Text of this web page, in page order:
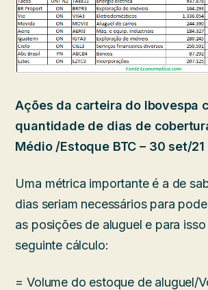
Ações da carteira do Ibovespa
quantidade de dias de
Médio /Estoque BTC – 30 set/21
Uma métrica importante é a de
dias seriam necessários para
as posições de aluguel e para
seguinte cálculo:
= Volume do estoque de aluguel/